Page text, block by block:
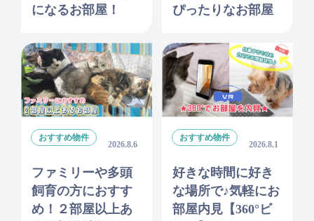
になるお部屋！
ぴったりなお部屋
おすすめ物件
2026.8.6
ファミリーや多頭
飼育の方におすす
め！２部屋以上あ
おすすめ物件
2026.8.1
好きな時間に好き
な場所で♪気軽にお
部屋内見【360°ビ